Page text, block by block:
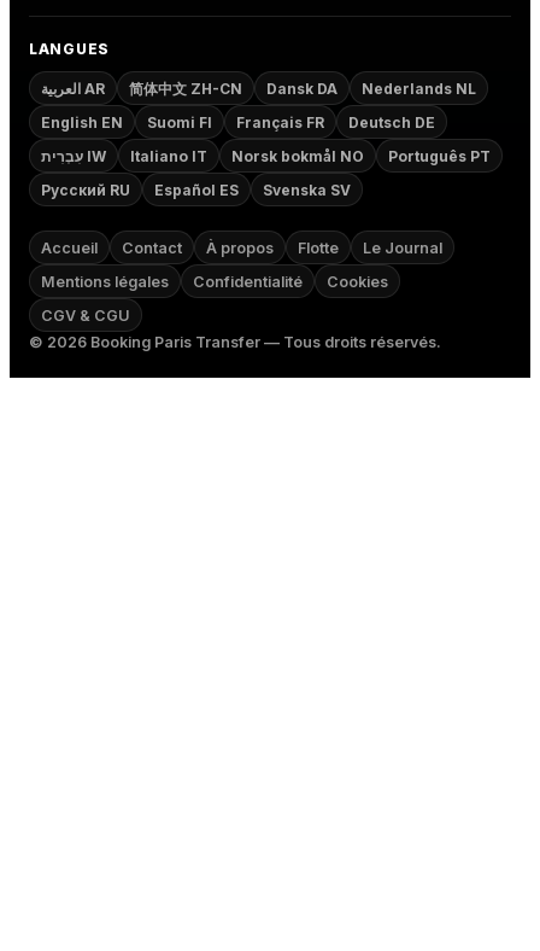
LANGUES
العربية AR 简体中文 ZH-CN Dansk DA
Nederlands NL
English EN
Suomi FI Français FR
Deutsch DE
עִבְרִית IW
Italiano IT Norsk bokmål NO
Português PT
Русский RU
Español ES Svenska SV
Accueil Contact À propos Flotte
Le Journal
Mentions légales
Confidentialité
Cookies
CGV & CGU
© 2026 Booking Paris Transfer — Tous droits réservés.